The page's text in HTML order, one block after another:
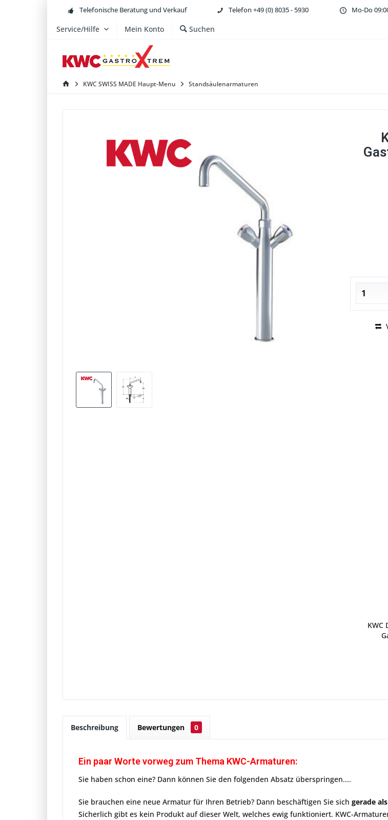
Telefonische Beratung und Verkauf Telefon +49 (0) 8035 - 5930 Mo-Do
Service/Hilfe Mein Konto Suchen
KWC SWISS MADE Haupt-Menu Standsäulenarmaturen
KWC
Beschreibung Bewertungen 0
Ein paar Worte vorweg zum Thema KWC-Armaturen:
Sie haben schon eine? Dann können Sie den folgenden Absatz überspringen....
Sie brauchen eine neue Armatur für Ihren Betrieb? Dann beschäftigen Sie sich gerade
Sicherlich gibt es kein Produkt auf dieser Welt, welches ewig funktioniert. KWC-